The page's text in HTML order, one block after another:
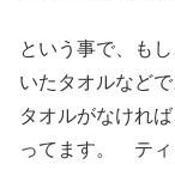
という事で、も
いたタオルなど
タオルがなけれ
ってます。 ティ